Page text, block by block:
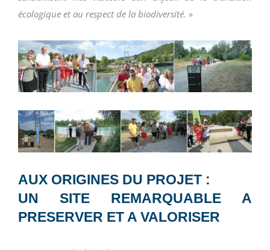
écologique et au respect de la biodiversité. »
AUX ORIGINES DU PROJET :
UN SITE REMARQUABLE A
PRESERVER ET A VALORISER